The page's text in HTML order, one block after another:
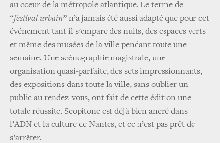
au coeur de la métropole atlantique. Le terme de
“festival urbain” n’a jamais été aussi adapté que pour cet
événement tant il s’empare des nuits, des espaces verts
et même des musées de la ville pendant toute une
semaine. Une scénographie magistrale, une
organisation quasi-parfaite, des sets impressionnants,
des expositions dans toute la ville, sans oublier un
public au rendez-vous, ont fait de cette édition une
totale réussite. Scopitone est déjà bien ancré dans
l’ADN et la culture de Nantes, et ce n’est pas prêt de
s’arrêter.